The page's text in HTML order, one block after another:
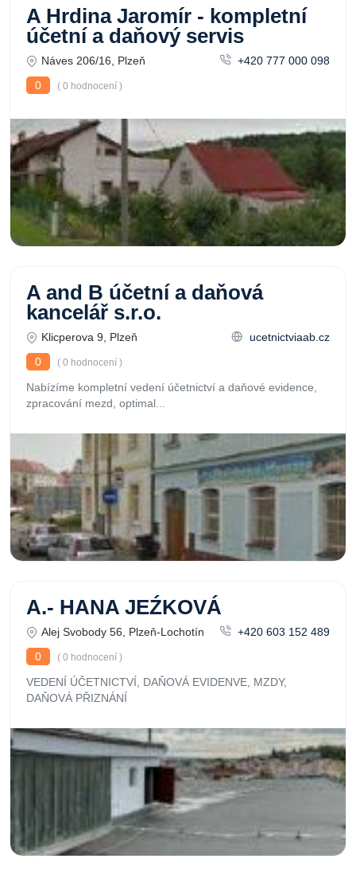
A Hrdina Jaromír - kompletní
účetní a daňový servis
Náves 206/16, Plzeň
+420 777 000 098
0
( 0 hodnocení )
A and B účetní a daňová
kancelář s.r.o.
Klicperova 9, Plzeň
ucetnictviaab.cz
0
( 0 hodnocení )
Nabízíme kompletní vedení účetnictví a daňové evidence,
zpracování mezd, optimal...
A.- HANA JEŹKOVÁ
Alej Svobody 56, Plzeň-Lochotín
+420 603 152 489
0
( 0 hodnocení )
VEDENÍ ÚČETNICTVÍ, DAŇOVÁ EVIDENVE, MZDY,
DAŇOVÁ PŘIZNÁNÍ